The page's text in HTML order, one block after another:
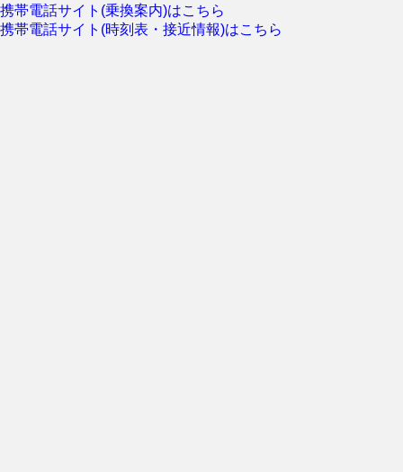
携帯電話サイト(乗換案内)はこちら
携帯電話サイト(時刻表・接近情報)はこちら